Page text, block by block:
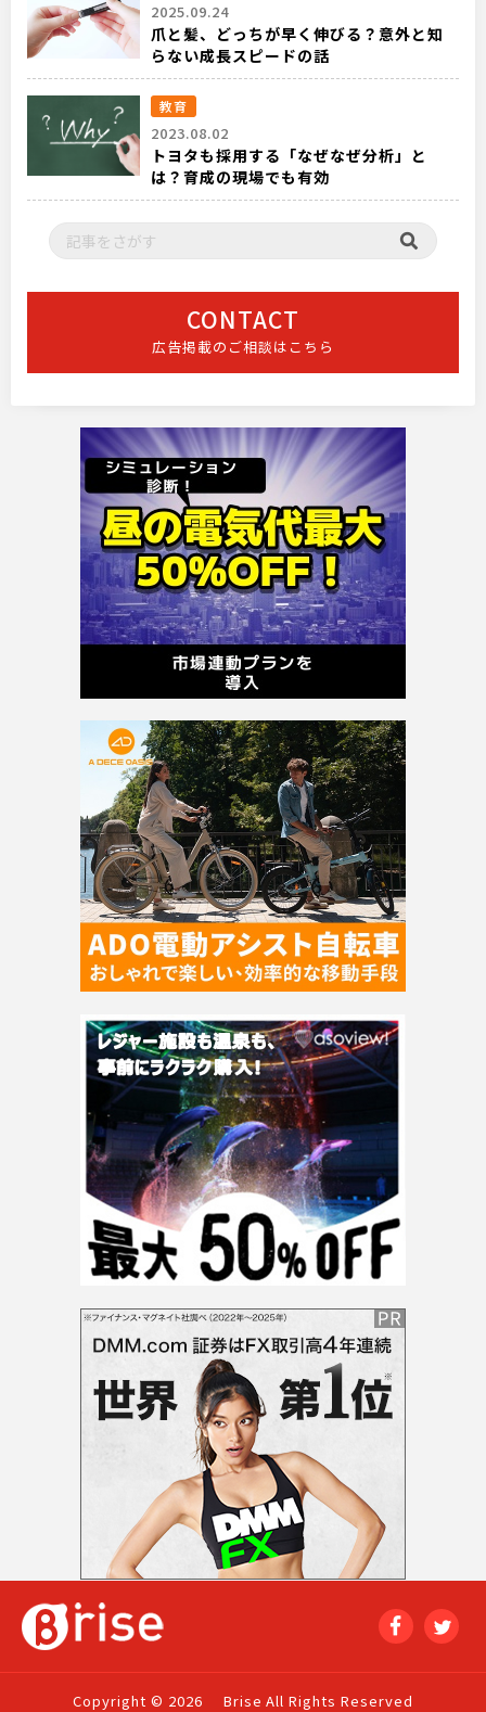
2025.09.24
爪と髪、どっちが早く伸びる？意外と知
らない成長スピードの話
教育
2023.08.02
トヨタも採用する「なぜなぜ分析」と
は？育成の現場でも有効
CONTACT
広告掲載のご相談はこちら
Copyright © 2026 Brise All Rights Reserved